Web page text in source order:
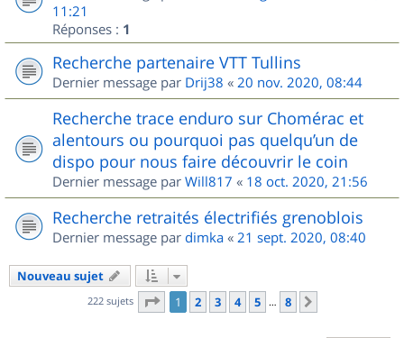
11:21
Réponses : 1
Recherche partenaire VTT Tullins
Dernier message par Drij38 « 20 nov. 2020, 08:44
Recherche trace enduro sur Chomérac et
alentours ou pourquoi pas quelqu’un de
dispo pour nous faire découvrir le coin
Dernier message par Will817 « 18 oct. 2020, 21:56
Recherche retraités électrifiés grenoblois
Dernier message par dimka « 21 sept. 2020, 08:40
Nouveau sujet
222 sujets Page 1sur
1 2 3 4 5 … 8